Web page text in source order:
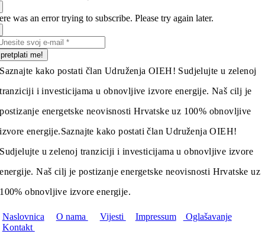
was an error trying to subscribe. Please try again later.
pretplati me!
Saznajte kako postati član Udruženja OIEH! Sudjelujte u zelenoj
tranziciji i investicijama u obnovljive izvore energije. Naš cilj je
postizanje energetske neovisnosti Hrvatske uz 100% obnovljive
izvore energije.Saznajte kako postati član Udruženja OIEH!
Sudjelujte u zelenoj tranziciji i investicijama u obnovljive izvore
energije. Naš cilj je postizanje energetske neovisnosti Hrvatske uz
100% obnovljive izvore energije.
Naslovnica O nama Vijesti Impressum
Oglašavanje
Kontakt